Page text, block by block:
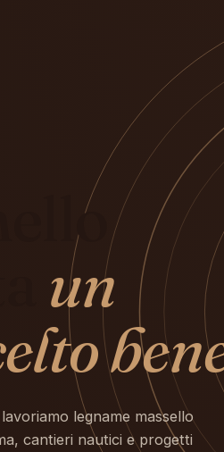
un
legname massello
cantieri nautici e progetti